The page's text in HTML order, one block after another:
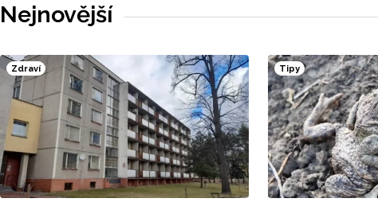
Nejnovější
Zdraví Tipy